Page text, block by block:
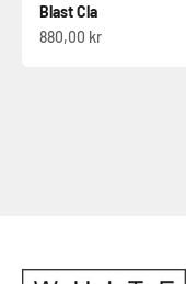
Blast Cla
Salgspris
880,00 kr